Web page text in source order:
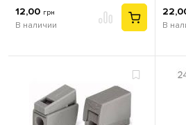
12,00 грн
В наличии В